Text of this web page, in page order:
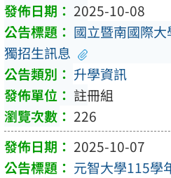
2025-10-08
國立暨南國際
獨招生訊息
升學資訊
註冊組
226
2025-10-07
元智大學115學